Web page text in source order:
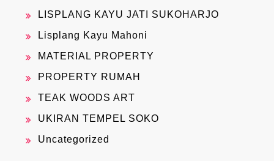
LISPLANG KAYU JATI SUKOHARJO
Lisplang Kayu Mahoni
MATERIAL PROPERTY
PROPERTY RUMAH
TEAK WOODS ART
UKIRAN TEMPEL SOKO
Uncategorized